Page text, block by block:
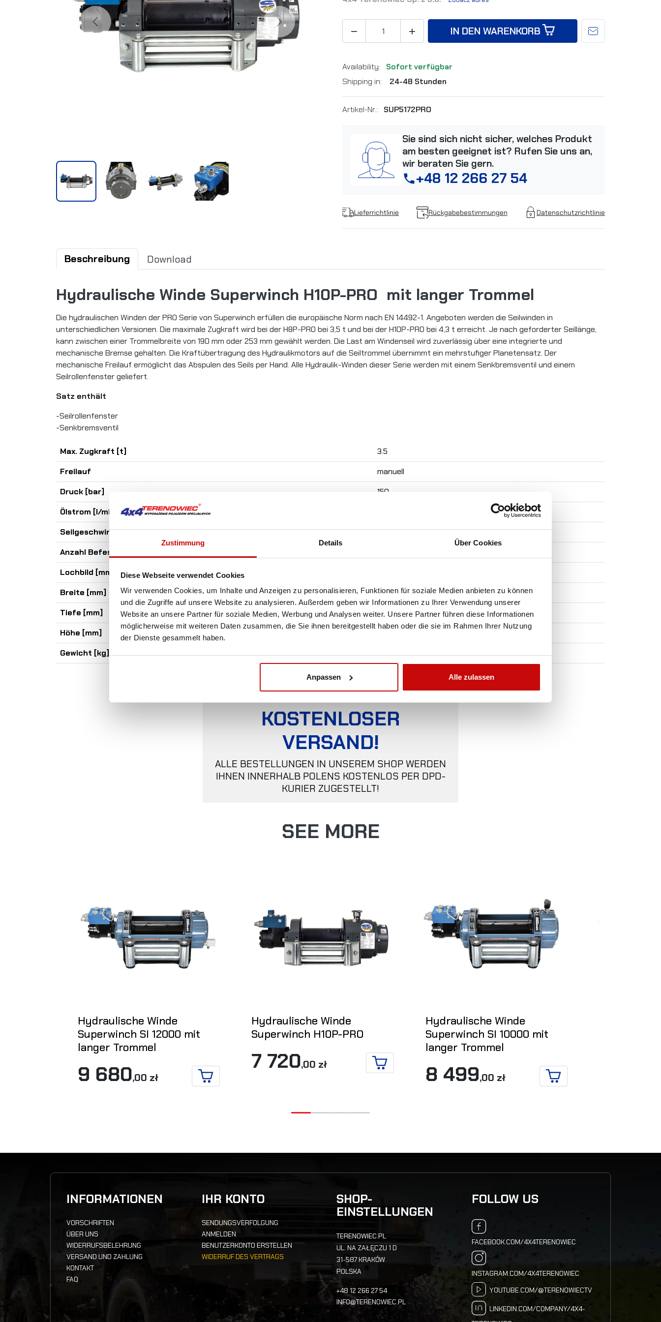
Zustimmung Details Über Cookies
Diese Webseite verwendet Cookies
Wir verwenden Cookies, um Inhalte und Anzeigen zu personalisieren, Funktionen für soziale Medien anbieten zu können
und die Zugriffe auf unsere Website zu analysieren. Außerdem geben wir Informationen zu Ihrer Verwendung unserer
Website an unsere Partner für soziale Medien, Werbung und Analysen weiter. Unsere Partner führen diese Informationen
möglicherweise mit weiteren Daten zusammen, die Sie ihnen bereitgestellt haben oder die sie im Rahmen Ihrer Nutzung
der Dienste gesammelt haben.
Anpassen Alle zulassen
Previous Next
  IN DEN WARENKORB
Availability:
Sofort verfügbar
Shipping in:
24-48 Stunden
Artikel-Nr.: SUP5172PRO
Sie sind sich nicht sicher, welches Produkt
am besten geeignet ist? Rufen Sie uns an,
wir beraten Sie gern.
phone+48 12 266 27 54
Lieferrichtlinie Rückgabebestimmungen Datenschutzrichtlinie
Beschreibung Download
Hydraulische Winde Superwinch H10P-PRO mit langer Trommel
Die hydraulischen Winden der PRO Serie von Superwinch erfüllen die europäische Norm nach EN 14492-1. Angeboten werden die Seilwinden in
unterschiedlichen Versionen. Die maximale Zugkraft wird bei der H8P-PRO bei 3,5 t und bei der H10P-PRO bei 4,3 t erreicht. Je nach geforderter Seillänge,
kann zwischen einer Trommelbreite von 190 mm oder 253 mm gewählt werden. Die Last am Windenseil wird zuverlässig über eine integrierte und
mechanische Bremse gehalten. Die Kraftübertragung des Hydraulikmotors auf die Seiltrommel übernimmt ein mehrstufiger Planetensatz. Der
mechanische Freilauf ermöglicht das Abspulen des Seils per Hand. Alle Hydraulik-Winden dieser Serie werden mit einem Senkbremsventil und einem
Seilrollenfenster geliefert.
Satz enthält
-Seilrollenfenster
-Senkbremsventil
Max. Zugkraft [t]
3.5
Freilauf
manuell
Druck [bar]
150
Ölstrom [l/min]
Seilgeschwindigkeit [m/min]
14,7
Anzahl Befestigungsbohrungen
Lochbild [mm]
Breite [mm]
602
Tiefe [mm]
209
Höhe [mm]
Gewicht [kg]
42
KOSTENLOSER
VERSAND!
ALLE BESTELLUNGEN IN UNSEREM SHOP WERDEN
IHNEN INNERHALB POLENS KOSTENLOS PER DPD-
KURIER ZUGESTELLT!
SEE MORE
Hydraulische Winde
Superwinch SI 12000 mit
langer Trommel
9 680,00 zł
IN DEN WARENKORB
Hydraulische Winde
Superwinch H10P-PRO
7 720,00 zł
IN DEN WARENKORB
Hydraulische Winde
Superwinch SI 10000 mit
langer Trommel
8 499,00 zł
IN DEN WARENKORB
INFORMATIONEN
VORSCHRIFTEN
ÜBER UNS
WIDERRUFSBELEHRUNG
VERSAND UND ZAHLUNG
KONTAKT
FAQ
IHR KONTO
SENDUNGSVERFOLGUNG
ANMELDEN
BENUTZERKONTO ERSTELLEN
WIDERRUF DES VERTRAGS
SHOP-
EINSTELLUNGEN
TERENOWIEC.PL
UL. NA ZAŁĘCZU 1 D
31-587 KRAKÓW
POLSKA
+48 12 266 27 54
INFO@TERENOWIEC.PL
FOLLOW US
FACEBOOK.COM/4X4TERENOWIEC
INSTAGRAM.COM/4X4TERENOWIEC
YOUTUBE.COM/@TERENOWIECTV
LINKEDIN.COM/COMPANY/4X4-